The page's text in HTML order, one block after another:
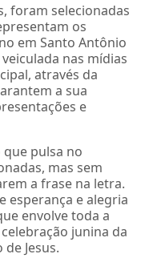
foram selecionadas
os
em Santo Antônio
nas mídias
através da
a sua
e
que pulsa no
mas sem
a frase na letra.
esperança e alegria
envolve toda a
junina da
Jesus.